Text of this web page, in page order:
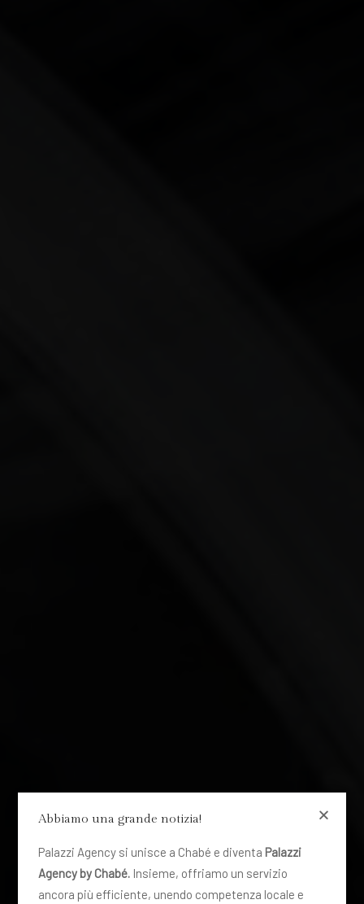
Abbiamo una grande notizia!
Palazzi Agency si unisce a Chabé e diventa Palazzi
Agency by Chabé. Insieme, offriamo un servizio
ancora più efficiente, unendo competenza locale e